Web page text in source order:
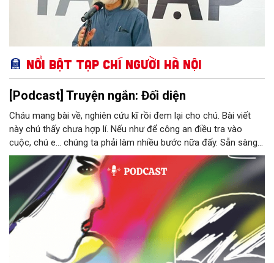
Nổi bật Tạp chí Người Hà Nội
[Podcast] Truyện ngắn: Đối diện
Cháu mang bài về, nghiên cứu kĩ rồi đem lại cho chú. Bài viết
này chú thấy chưa hợp lí. Nếu như để công an điều tra vào
cuộc, chú e… chúng ta phải làm nhiều bước nữa đấy. Sẵn sàng
thì tiếp tục nhé! Chú Minh cầm tập bài viết đưa lại cho Thy. Cô
ngại ngùng đỡ lấy. Đây là lần thứ ba, loạt bài phóng sự của mình
bị Tổng biên tập kêu lên để trả lại...